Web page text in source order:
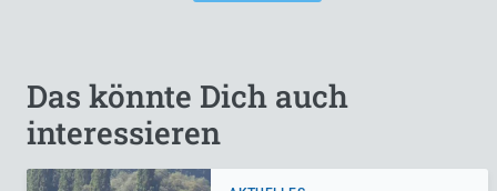
Das könnte Dich auch
interessieren